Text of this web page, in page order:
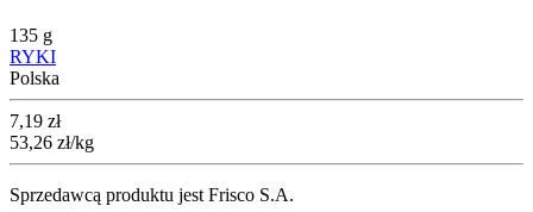
135 g
RYKI
Polska
Cena
7,19 zł
53,26 zł/kg
Sprzedawcą produktu jest Frisco S.A.